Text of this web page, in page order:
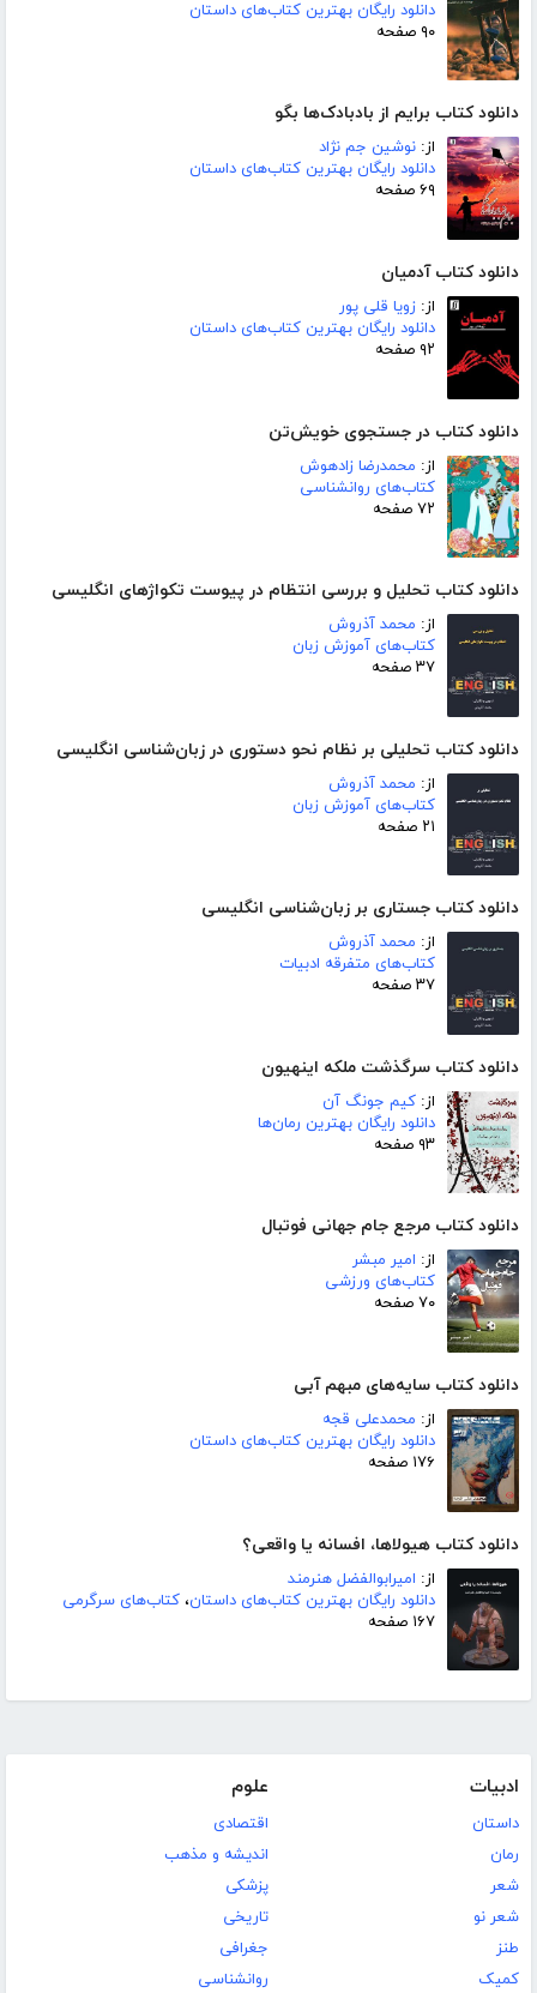
دانلود رایگان بهترین کتاب‌های داستان
۹۰ صفحه
دانلود کتاب برایم از بادبادک‌ها بگو
از: نوشین جم نژاد
دانلود رایگان بهترین کتاب‌های داستان
۶۹ صفحه
دانلود کتاب آدمیان
از: زویا قلی پور
دانلود رایگان بهترین کتاب‌های داستان
۹۲ صفحه
دانلود کتاب در جستجوی خویش‌تن
از: محمدرضا زادهوش
کتاب‌های روانشناسی
۷۲ صفحه
دانلود کتاب تحلیل و بررسی انتظام در پیوست تکواژهای انگلیسی
از: محمد آذروش
کتاب‌های آموزش زبان
۳۷ صفحه
دانلود کتاب تحلیلی بر نظام نحو دستوری در زبان‌شناسی انگلیسی
از: محمد آذروش
کتاب‌های آموزش زبان
۲۱ صفحه
دانلود کتاب جستاری بر زبان‌شناسی انگلیسی
از: محمد آذروش
کتاب‌های متفرقه ادبیات
۳۷ صفحه
دانلود کتاب سرگذشت ملکه اینهیون
از: کیم جونگ آن
دانلود رایگان بهترین رمان‌ها
۹۳ صفحه
دانلود کتاب مرجع جام جهانی فوتبال
از: امیر مبشر
کتاب‌های ورزشی
۷۰ صفحه
دانلود کتاب سایه‌های مبهم آبی
از: محمدعلی قجه
دانلود رایگان بهترین کتاب‌های داستان
۱۷۶ صفحه
دانلود کتاب هیولاها، افسانه یا واقعی؟
از: امیرابوالفضل هنرمند
دانلود رایگان بهترین کتاب‌های داستان، کتاب‌های سرگرمی
۱۶۷ صفحه
ادبیات
داستان
رمان
شعر
شعر نو
طنز
کمیک
علوم
اقتصادی
اندیشه و مذهب
پزشکی
تاریخی
جغرافی
روانشناسی